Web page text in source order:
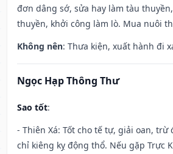
đơn dâng sớ, sửa hay làm tàu
thuyền, khởi công làm lò. Mua nuôi
Không nên: Thưa kiện, xuất hành đi
Ngọc Hạp Thông Thư
Sao tốt:
- Thiên Xá: Tốt cho tế tự, giải oan, trừ
chỉ kiêng kỵ động thổ. Nếu gặp Trực